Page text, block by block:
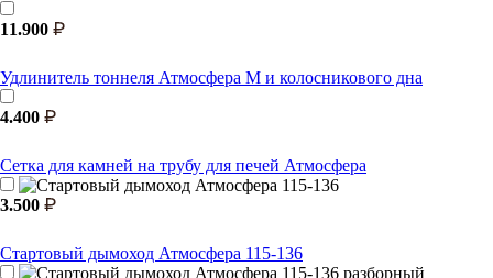
11.900
Удлинитель тоннеля Атмосфера М и колосникового дна
4.400
Сетка для камней на трубу для печей Атмосфера
3.500
Стартовый дымоход Атмосфера 115-136